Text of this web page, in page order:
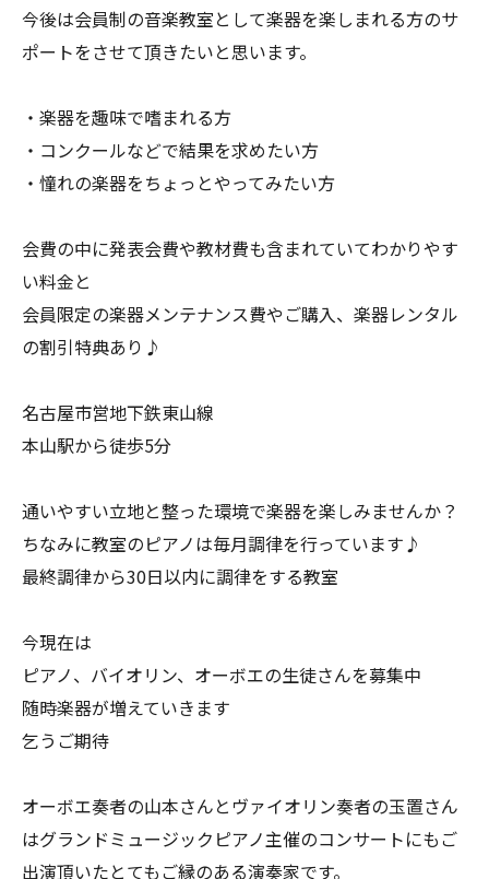
今後は会員制の音楽教室として楽器を楽しまれる方のサ
ポートをさせて頂きたいと思います。
・楽器を趣味で嗜まれる方
・コンクールなどで結果を求めたい方
・憧れの楽器をちょっとやってみたい方
会費の中に発表会費や教材費も含まれていてわかりやす
い料金と
会員限定の楽器メンテナンス費やご購入、楽器レンタル
の割引特典あり♪
名古屋市営地下鉄東山線
本山駅から徒歩5分
通いやすい立地と整った環境で楽器を楽しみませんか？
ちなみに教室のピアノは毎月調律を行っています♪
最終調律から30日以内に調律をする教室
今現在は
ピアノ、バイオリン、オーボエの生徒さんを募集中
随時楽器が増えていきます
乞うご期待
オーボエ奏者の山本さんとヴァイオリン奏者の玉置さん
はグランドミュージックピアノ主催のコンサートにもご
出演頂いたとてもご縁のある演奏家です。